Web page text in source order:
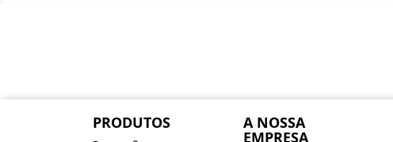
PRODUTOS A NOSSA
EMPRESA